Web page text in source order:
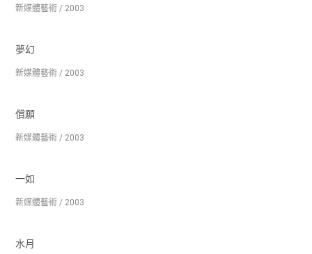
新媒體藝術 / 2003
夢幻
新媒體藝術 / 2003
償願
新媒體藝術 / 2003
一如
新媒體藝術 / 2003
水月